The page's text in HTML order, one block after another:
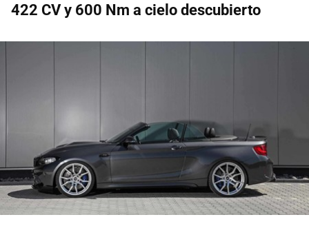
422 CV y 600 Nm a cielo descubierto